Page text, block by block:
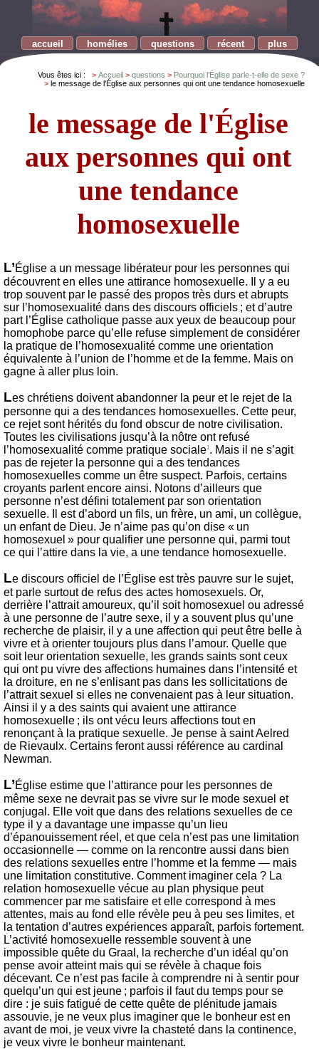
accueil homélies questions récent plus
Vous êtes ici : Accueil questions
Pourquoi l’Église parle-t-elle de sexe ?
le message de l'Église aux personnes qui ont une tendance homosexuelle
le message de l'Église
aux personnes qui ont
une tendance
homosexuelle
L’Église a un message libérateur pour les personnes qui
découvrent en elles une attirance homosexuelle. Il y a eu
trop souvent par le passé des propos très durs et abrupts
sur l’homosexualité dans des discours officiels ; et d’autre
part l’Église catholique passe aux yeux de beaucoup pour
homophobe parce qu’elle refuse simplement de considérer
la pratique de l’homosexualité comme une orientation
équivalente à l’union de l’homme et de la femme. Mais on
gagne à aller plus loin.
Les chrétiens doivent abandonner la peur et le rejet de la
personne qui a des tendances homosexuelles. Cette peur,
ce rejet sont hérités du fond obscur de notre civilisation.
Toutes les civilisations jusqu’à la nôtre ont refusé
l’homosexualité comme pratique sociale1 . Mais il ne s’agit
pas de rejeter la personne qui a des tendances
homosexuelles comme un être suspect. Parfois, certains
croyants parlent encore ainsi. Notons d’ailleurs que
personne n’est défini totalement par son orientation
sexuelle. Il est d’abord un fils, un frère, un ami, un collègue,
un enfant de Dieu. Je n’aime pas qu’on dise « un
homosexuel » pour qualifier une personne qui, parmi tout
ce qui l’attire dans la vie, a une tendance homosexuelle.
Le discours officiel de l’Église est très pauvre sur le sujet,
et parle surtout de refus des actes homosexuels. Or,
derrière l’attrait amoureux, qu’il soit homosexuel ou adressé
à une personne de l’autre sexe, il y a souvent plus qu’une
recherche de plaisir, il y a une affection qui peut être belle à
vivre et à orienter toujours plus dans l’amour. Quelle que
soit leur orientation sexuelle, les grands saints sont ceux
qui ont pu vivre des affections humaines dans l’intensité et
la droiture, en ne s’enlisant pas dans les sollicitations de
l’attrait sexuel si elles ne convenaient pas à leur situation.
Ainsi il y a des saints qui avaient une attirance
homosexuelle ; ils ont vécu leurs affections tout en
renonçant à la pratique sexuelle. Je pense à saint Aelred
de Rievaulx. Certains feront aussi référence au cardinal
Newman.
L’Église estime que l’attirance pour les personnes de
même sexe ne devrait pas se vivre sur le mode sexuel et
conjugal. Elle voit que dans des relations sexuelles de ce
type il y a davantage une impasse qu’un lieu
d’épanouissement réel, et que cela n’est pas une limitation
occasionnelle — comme on la rencontre aussi dans bien
des relations sexuelles entre l’homme et la femme — mais
une limitation constitutive. Comment imaginer cela ? La
relation homosexuelle vécue au plan physique peut
commencer par me satisfaire et elle correspond à mes
attentes, mais au fond elle révèle peu à peu ses limites, et
la tentation d’autres expériences apparaît, parfois fortement.
L’activité homosexuelle ressemble souvent à une
impossible quête du Graal, la recherche d’un idéal qu’on
pense avoir atteint mais qui se révèle à chaque fois
décevant. Ce n’est pas facile à comprendre ni à sentir pour
quelqu’un qui est jeune ; parfois il faut du temps pour se
dire : je suis fatigué de cette quête de plénitude jamais
assouvie, je ne veux plus imaginer que le bonheur est en
avant de moi, je veux vivre la chasteté dans la continence,
je veux vivre le bonheur maintenant.